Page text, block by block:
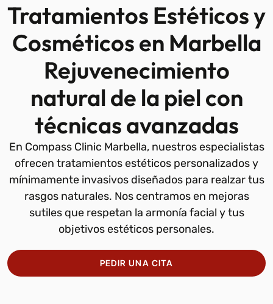
Tratamientos Estéticos y
Cosméticos en Marbella
Rejuvenecimiento
natural de la piel con
técnicas avanzadas
En Compass Clinic Marbella, nuestros especialistas
ofrecen tratamientos estéticos personalizados y
mínimamente invasivos diseñados para realzar tus
rasgos naturales. Nos centramos en mejoras
sutiles que respetan la armonía facial y tus
objetivos estéticos personales.
PEDIR UNA CITA